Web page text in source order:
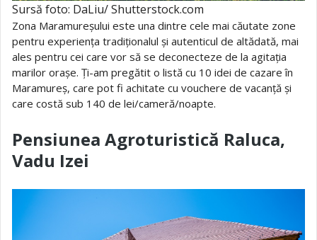
Sursă foto: DaLiu/ Shutterstock.com
Zona Maramureșului este una dintre cele mai căutate zone
pentru experiența tradiționalul și autenticul de altădată, mai
ales pentru cei care vor să se deconecteze de la agitația
marilor orașe. Ți-am pregătit o listă cu 10 idei de cazare în
Maramureș, care pot fi achitate cu vouchere de vacanță și
care costă sub 140 de lei/cameră/noapte.
Pensiunea Agroturistică Raluca,
Vadu Izei